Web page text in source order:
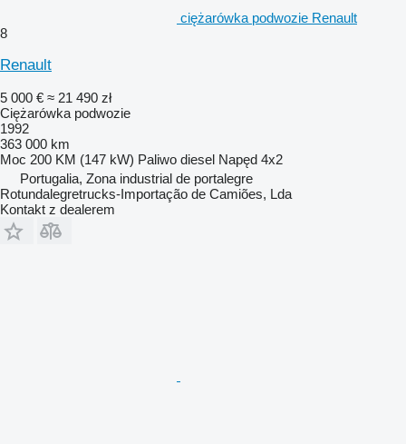
ciężarówka podwozie Renault
8
Renault
5 000 € ≈ 21 490 zł
Ciężarówka podwozie
1992
363 000 km
Moc 200 KM (147 kW) Paliwo diesel Napęd 4x2
Portugalia, Zona industrial de portalegre
Rotundalegretrucks-Importação de Camiões, Lda
Kontakt z dealerem